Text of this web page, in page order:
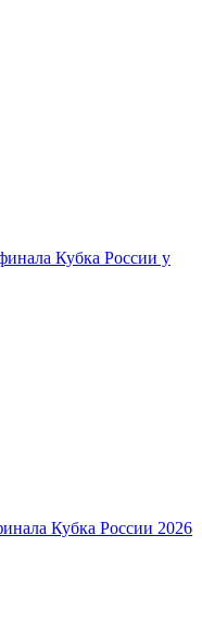
Кубка России у
Кубка России 2026